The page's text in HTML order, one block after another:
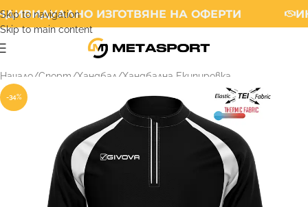
Skip to navigation
Skip to main content
ИЗГОТВЯНЕ НА ОФЕРТИ
Начало/Спорт /Хандбал /Хандбална Екипировка
-34%